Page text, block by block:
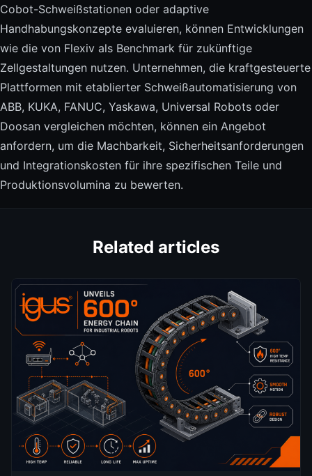
Cobot-Schweißstationen oder adaptive
Handhabungskonzepte evaluieren, können Entwicklungen
wie die von Flexiv als Benchmark für zukünftige
Zellgestaltungen nutzen. Unternehmen, die kraftgesteuerte
Plattformen mit etablierter Schweißautomatisierung von
ABB, KUKA, FANUC, Yaskawa, Universal Robots oder
Doosan vergleichen möchten, können ein Angebot
anfordern, um die Machbarkeit, Sicherheitsanforderungen
und Integrationskosten für ihre spezifischen Teile und
Produktionsvolumina zu bewerten.
Related articles